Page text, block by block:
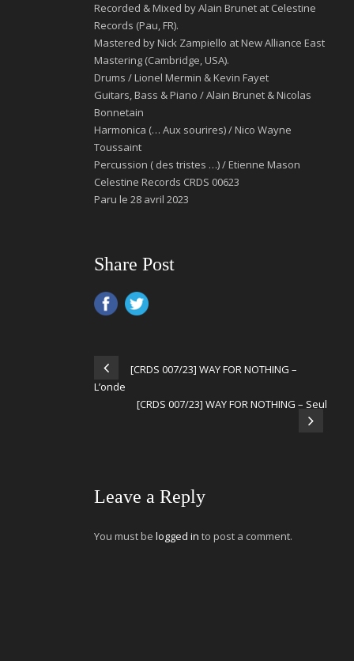
Recorded & Mixed by Alain Brunet at Celestine
Records (Pau, FR).
Mastered by Nick Zampiello at New Alliance East
Mastering (Cambridge, USA).
Drums / Lionel Mermin & Kevin Fayet
Guitars, Bass & Piano / Alain Brunet & Nicolas
Bonnetain
Harmonica (… Aux sourires) / Nico Wayne
Toussaint
Percussion ( des tristes …) / Etienne Mason
Celestine Records CRDS 00623
Paru le 28 avril 2023
Share Post
[CRDS 007/23] WAY FOR NOTHING –
L’onde
[CRDS 007/23] WAY FOR NOTHING – Seul
Leave a Reply
You must be logged in to post a comment.